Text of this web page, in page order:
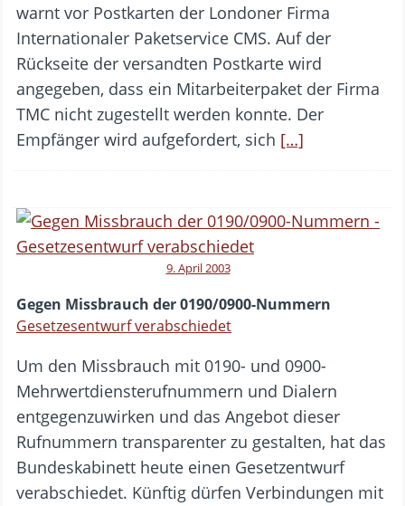
warnt vor Postkarten der Londoner Firma
Internationaler Paketservice CMS. Auf der
Rückseite der versandten Postkarte wird
angegeben, dass ein Mitarbeiterpaket der Firma
TMC nicht zugestellt werden konnte. Der
Empfänger wird aufgefordert, sich […]
9. April 2003
Gegen Missbrauch der 0190/0900-Nummern
Gesetzesentwurf verabschiedet
Um den Missbrauch mit 0190- und 0900-
Mehrwertdiensterufnummern und Dialern
entgegenzuwirken und das Angebot dieser
Rufnummern transparenter zu gestalten, hat das
Bundeskabinett heute einen Gesetzentwurf
verabschiedet. Künftig dürfen Verbindungen mit